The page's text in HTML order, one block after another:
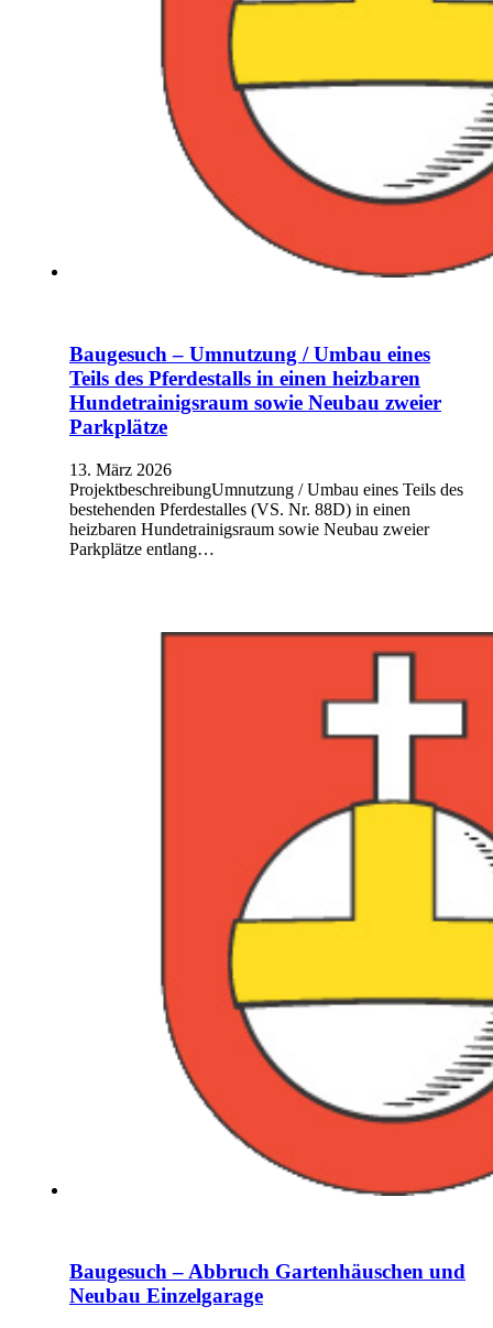
Baugesuch – Umnutzung / Umbau eines
Teils des Pferdestalls in einen heizbaren
Hundetrainigsraum sowie Neubau zweier
Parkplätze
13. März 2026
ProjektbeschreibungUmnutzung / Umbau eines Teils des
bestehenden Pferdestalles (VS. Nr. 88D) in einen
heizbaren Hundetrainigsraum sowie Neubau zweier
Parkplätze entlang…
Baugesuch – Abbruch Gartenhäuschen und
Neubau Einzelgarage